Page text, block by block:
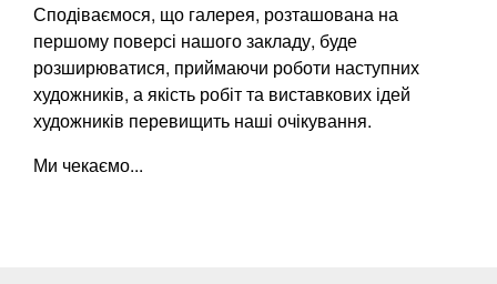
Сподіваємося, що галерея, розташована на
першому поверсі нашого закладу, буде
розширюватися, приймаючи роботи наступних
художників, а якість робіт та виставкових ідей
художників перевищить наші очікування.
Ми чекаємо...